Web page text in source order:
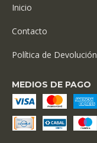
Inicio
Contacto
Política de Devolución
MEDIOS DE PAGO